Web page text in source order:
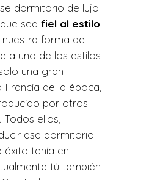
dormitorio de lujo
sea fiel al estilo
nuestra forma de
a uno de los estilos
una gran
Francia de la época,
por otros
ellos,
ese dormitorio
éxito tenía en
tú también